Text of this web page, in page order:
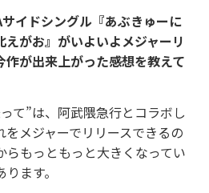
イドシングル『あぶきゅーに
がお』がいよいよメジャーリ
作が出来上がった感想を教えて
て”は、阿武隈急行とコラボし
メジャーでリリースできるの
もっともっと大きくなってい
ります。